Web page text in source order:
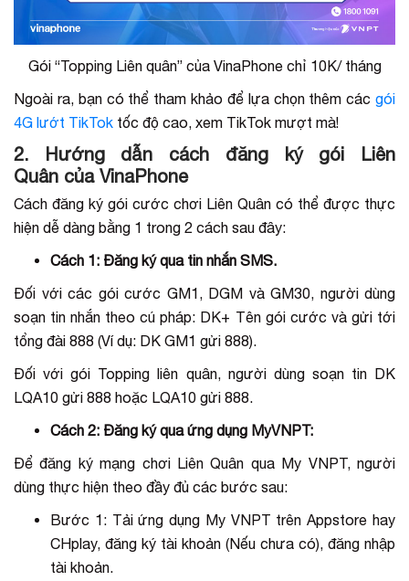
Gói “Topping Liên quân” của VinaPhone chỉ 10K/ tháng
Ngoài ra, bạn có thể tham khảo để lựa chọn thêm các gói
4G lướt TikTok tốc độ cao, xem TikTok mượt mà!
2. Hướng dẫn cách đăng ký gói Liên
Quân của VinaPhone
Cách đăng ký gói cước chơi Liên Quân có thể được thực
hiện dễ dàng bằng 1 trong 2 cách sau đây:
Cách 1: Đăng ký qua tin nhắn SMS.
Đối với các gói cước GM1, DGM và GM30, người dùng
soạn tin nhắn theo cú pháp: DK+ Tên gói cước và gửi tới
tổng đài 888 (Ví dụ: DK GM1 gửi 888).
Đối với gói Topping liên quân, người dùng soạn tin DK
LQA10 gửi 888 hoặc LQA10 gửi 888.
Cách 2: Đăng ký qua ứng dụng MyVNPT:
Để đăng ký mạng chơi Liên Quân qua My VNPT, người
dùng thực hiện theo đầy đủ các bước sau:
Bước 1: Tải ứng dụng My VNPT trên Appstore hay
CHplay, đăng ký tài khoản (Nếu chưa có), đăng nhập
tài khoản.